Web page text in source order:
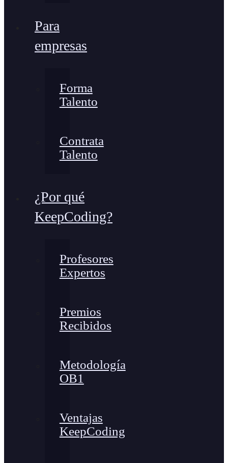
Para
empresas
Forma
Talento
Contrata
Talento
¿Por qué
KeepCoding?
Profesores
Expertos
Premios
Recibidos
Metodología
OB1
Ventajas
KeepCoding